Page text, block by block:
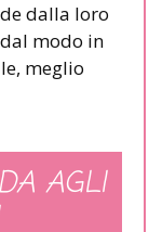
dalla loro
modo in
meglio
AGLI